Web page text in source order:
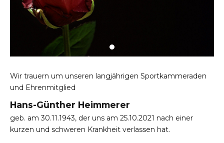
Wir trauern um unseren langjährigen Sportkammeraden
und Ehrenmitglied
Hans-Günther Heimmerer
geb. am 30.11.1943, der uns am 25.10.2021 nach einer
kurzen und schweren Krankheit verlassen hat.